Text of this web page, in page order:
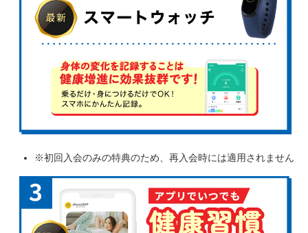
※初回入会のみの特典のため、再入会時には適用されません